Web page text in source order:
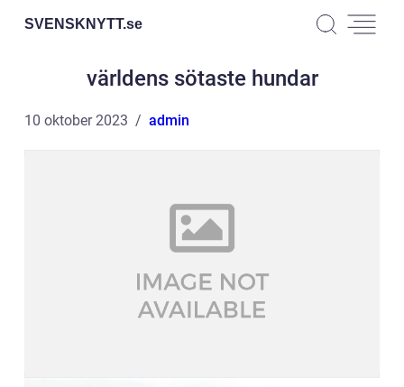
SVENSKNYTT.se
världens sötaste hundar
10 oktober 2023 admin